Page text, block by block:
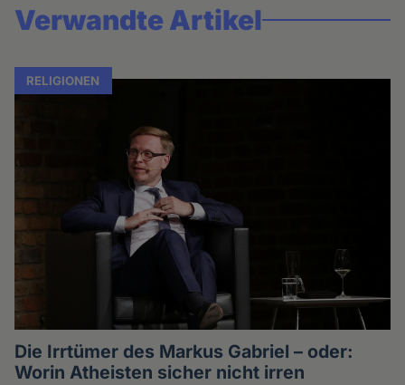
Verwandte Artikel
RELIGIONEN
Die Irrtümer des Markus Gabriel – oder:
Worin Atheisten sicher nicht irren